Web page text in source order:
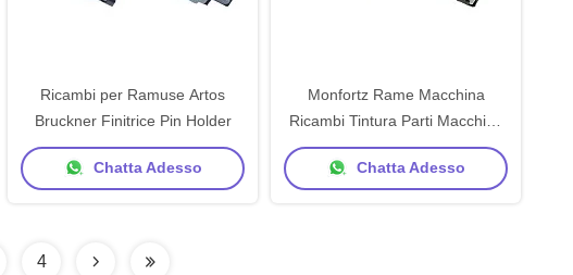
Ricambi per Ramuse Artos
Bruckner Finitrice Pin Holder
Chatta Adesso
Monfortz Rame Macchina
Ricambi Tintura Parti Macchina
Pin Holder
Chatta Adesso
4